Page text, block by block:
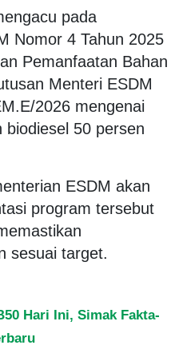
pada
Nomor 4 Tahun 2025
Pemanfaatan Bahan
Menteri ESDM
2026 mengenai
biodiesel 50 persen
ESDM akan
program tersebut
sesuai target.
Hari Ini, Simak Fakta-